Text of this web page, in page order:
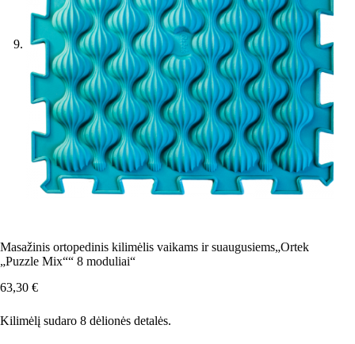
Masažinis ortopedinis kilimėlis vaikams ir suaugusiems„Ortek
„Puzzle Mix““ 8 moduliai“
63,30 €
Kilimėlį sudaro 8 dėlionės detalės.